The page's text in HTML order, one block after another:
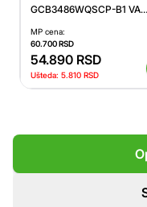
GCB3486WQSCP-B1 VA
3440 x
1440/240Hz/0.4ms/
MP cena:
60.700RSD
54.890 RSD
Ušteda: 5.810 RSD